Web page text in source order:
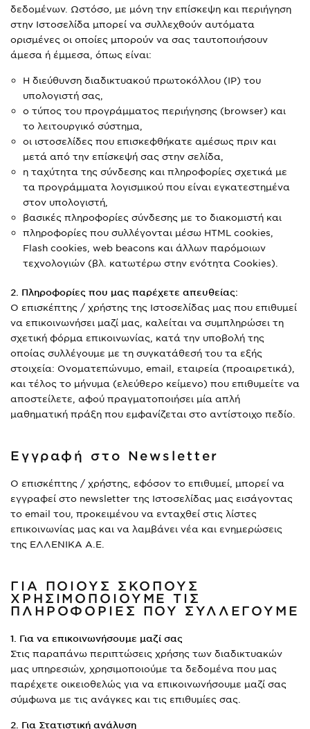
δεδομένων. Ωστόσο, με μόνη την επίσκεψη και περιήγηση
στην Ιστοσελίδα μπορεί να συλλεχθούν αυτόματα
ορισμένες οι οποίες μπορούν να σας ταυτοποιήσουν
άμεσα ή έμμεσα, όπως είναι:
Η διεύθυνση διαδικτυακού πρωτοκόλλου (ΙΡ) του
υπολογιστή σας,
ο τύπος του προγράμματος περιήγησης (browser) και
το λειτουργικό σύστημα,
οι ιστοσελίδες που επισκεφθήκατε αμέσως πριν και
μετά από την επίσκεψή σας στην σελίδα,
η ταχύτητα της σύνδεσης και πληροφορίες σχετικά με
τα προγράμματα λογισμικού που είναι εγκατεστημένα
στον υπολογιστή,
βασικές πληροφορίες σύνδεσης με το διακομιστή και
πληροφορίες που συλλέγονται μέσω HTML cookies,
Flash cookies, web beacons και άλλων παρόμοιων
τεχνολογιών (βλ. κατωτέρω στην ενότητα Cookies).
2. Πληροφορίες που μας παρέχετε απευθείας:
Ο επισκέπτης / χρήστης της Ιστοσελίδας μας που επιθυμεί
να επικοινωνήσει μαζί μας, καλείται να συμπληρώσει τη
σχετική φόρμα επικοινωνίας, κατά την υποβολή της
οποίας συλλέγουμε με τη συγκατάθεσή του τα εξής
στοιχεία: Ονοματεπώνυμο, email, εταιρεία (προαιρετικά),
και τέλος το μήνυμα (ελεύθερο κείμενο) που επιθυμείτε να
αποστείλετε, αφού πραγματοποιήσει μία απλή
μαθηματική πράξη που εμφανίζεται στο αντίστοιχο πεδίο.
Εγγραφή στο Newsletter
Ο επισκέπτης / χρήστης, εφόσον το επιθυμεί, μπορεί να
εγγραφεί στο newsletter της Ιστοσελίδας μας εισάγοντας
το email του, προκειμένου να ενταχθεί στις λίστες
επικοινωνίας μας και να λαμβάνει νέα και ενημερώσεις
της ΕΛΛΕΝΙΚΑ Α.Ε.
ΓΙΑ ΠΟΙΟΥΣ ΣΚΟΠΟΥΣ
ΧΡΗΣΙΜΟΠΟΙΟΥΜΕ ΤΙΣ
ΠΛΗΡΟΦΟΡΙΕΣ ΠΟΥ ΣΥΛΛΕΓΟΥΜΕ
1. Για να επικοινωνήσουμε μαζί σας
Στις παραπάνω περιπτώσεις χρήσης των διαδικτυακών
μας υπηρεσιών, χρησιμοποιούμε τα δεδομένα που μας
παρέχετε οικειοθελώς για να επικοινωνήσουμε μαζί σας
σύμφωνα με τις ανάγκες και τις επιθυμίες σας.
2. Για Στατιστική ανάλυση